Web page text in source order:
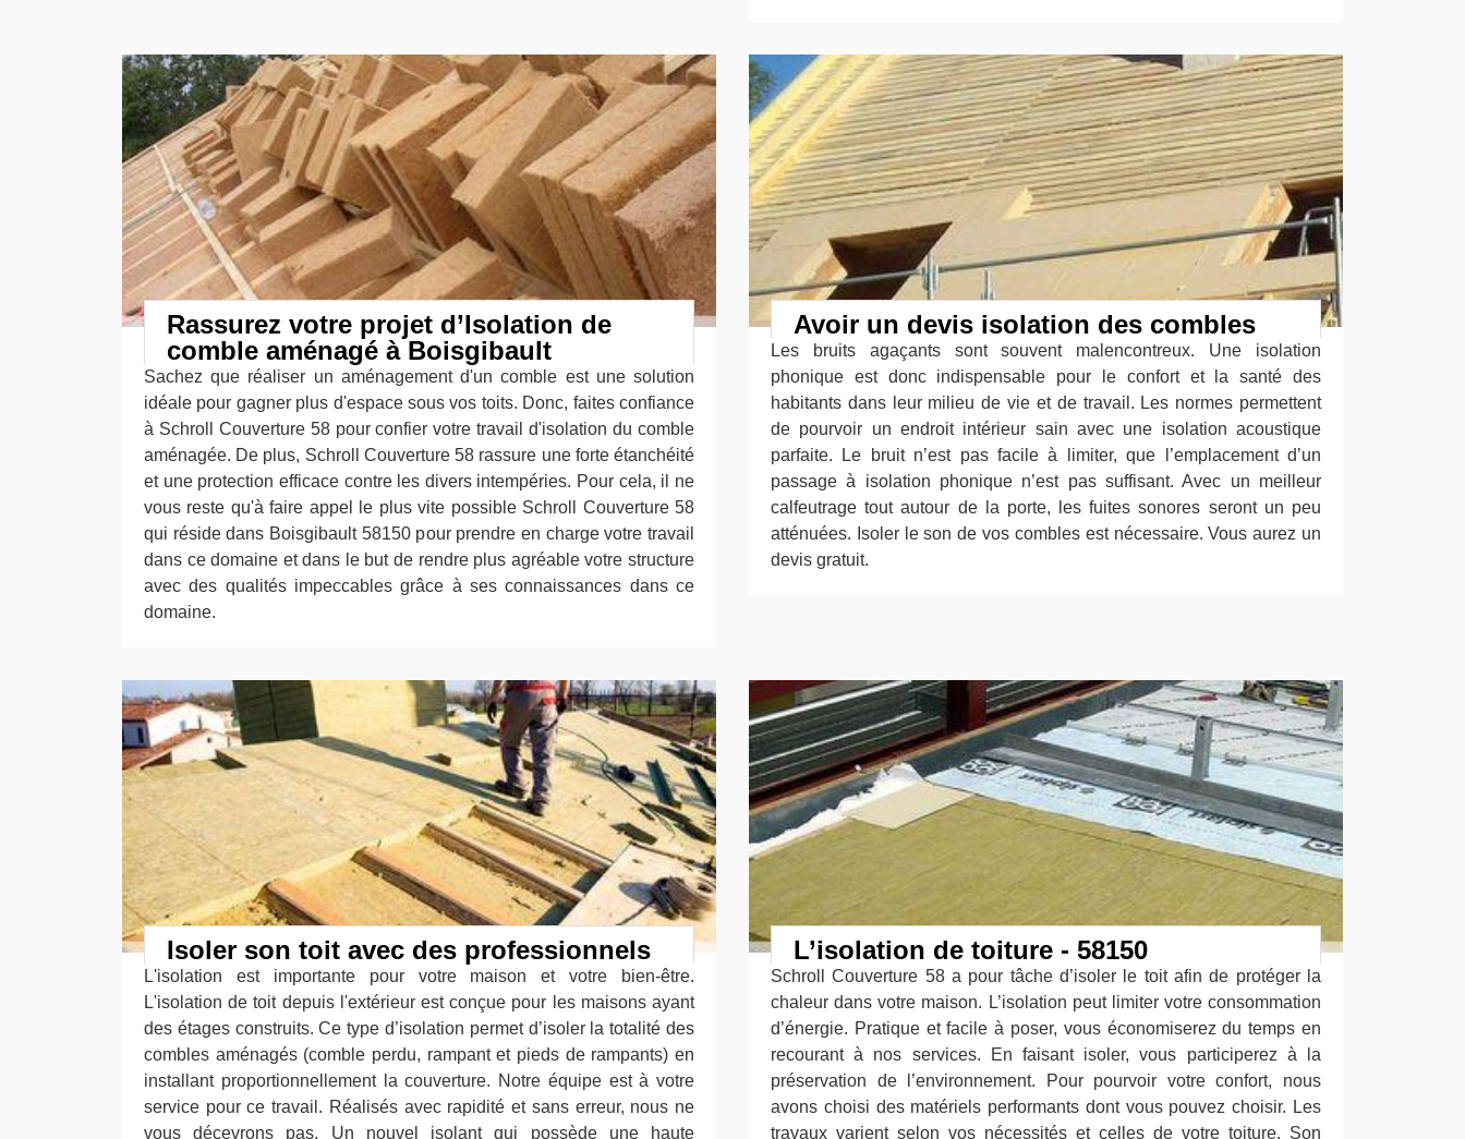
Rassurez votre projet d’Isolation de
comble aménagé à Boisgibault
Sachez que réaliser un aménagement d'un comble est une solution
idéale pour gagner plus d'espace sous vos toits. Donc, faites confiance
à Schroll Couverture 58 pour confier votre travail d'isolation du comble
aménagée. De plus, Schroll Couverture 58 rassure une forte étanchéité
et une protection efficace contre les divers intempéries. Pour cela, il ne
vous reste qu'à faire appel le plus vite possible Schroll Couverture 58
qui réside dans Boisgibault 58150 pour prendre en charge votre travail
dans ce domaine et dans le but de rendre plus agréable votre structure
avec des qualités impeccables grâce à ses connaissances dans ce
domaine.
Avoir un devis isolation des combles
Les bruits agaçants sont souvent malencontreux. Une isolation
phonique est donc indispensable pour le confort et la santé des
habitants dans leur milieu de vie et de travail. Les normes permettent
de pourvoir un endroit intérieur sain avec une isolation acoustique
parfaite. Le bruit n’est pas facile à limiter, que l’emplacement d’un
passage à isolation phonique n’est pas suffisant. Avec un meilleur
calfeutrage tout autour de la porte, les fuites sonores seront un peu
atténuées. Isoler le son de vos combles est nécessaire. Vous aurez un
devis gratuit.
Isoler son toit avec des professionnels
L'isolation est importante pour votre maison et votre bien-être.
L'isolation de toit depuis l'extérieur est conçue pour les maisons ayant
des étages construits. Ce type d’isolation permet d’isoler la totalité des
combles aménagés (comble perdu, rampant et pieds de rampants) en
installant proportionnellement la couverture. Notre équipe est à votre
service pour ce travail. Réalisés avec rapidité et sans erreur, nous ne
vous décevrons pas. Un nouvel isolant qui possède une haute
L’isolation de toiture - 58150
Schroll Couverture 58 a pour tâche d’isoler le toit afin de protéger la
chaleur dans votre maison. L’isolation peut limiter votre consommation
d’énergie. Pratique et facile à poser, vous économiserez du temps en
recourant à nos services. En faisant isoler, vous participerez à la
préservation de l’environnement. Pour pourvoir votre confort, nous
avons choisi des matériels performants dont vous pouvez choisir. Les
travaux varient selon vos nécessités et celles de votre toiture. Son